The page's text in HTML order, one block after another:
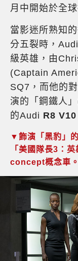
月中開始於全球
當影迷所熟知
分五裂時，
級英雄，由
(Captain
SQ7，而他的
演的「鋼鐵人
的Audi R8
▼飾演「黑豹」
「美國隊長3：
concept概念車。